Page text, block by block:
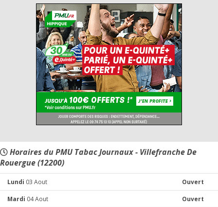
Horaires du PMU Tabac Journaux - Villefranche De
Rouergue (12200)
Lundi 03 Aout Ouvert
Mardi 04 Aout Ouvert